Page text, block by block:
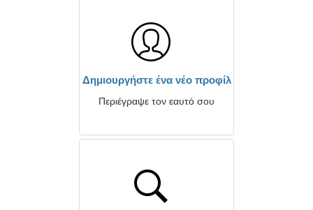
Δημιουργήστε ένα νέο προφίλ
Περιέγραψε τον εαυτό σου